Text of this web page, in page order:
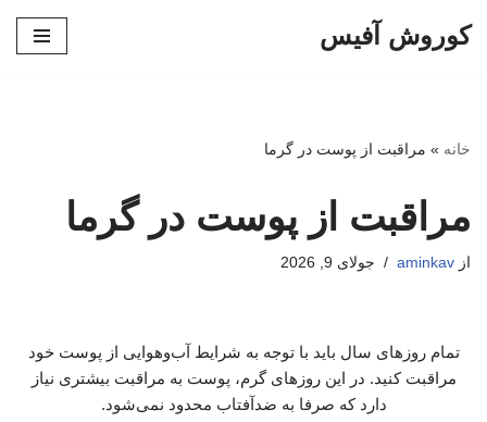
کوروش آفیس
خانه » مراقبت از پوست در گرما
مراقبت از پوست در گرما
از aminkav جولای 9, 2026
تمام روزهای سال باید با توجه به شرایط آب‌وهوایی از پوست خود
مراقبت کنید. در این روزهای گرم، پوست به مراقبت بیشتری نیاز
دارد که صرفا به ضدآفتاب محدود نمی‌شود.